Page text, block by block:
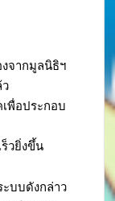
งจากมูลนิธิฯ
พื่อประกอบ
วยิ่งขึ้น
บบดังกล่าว